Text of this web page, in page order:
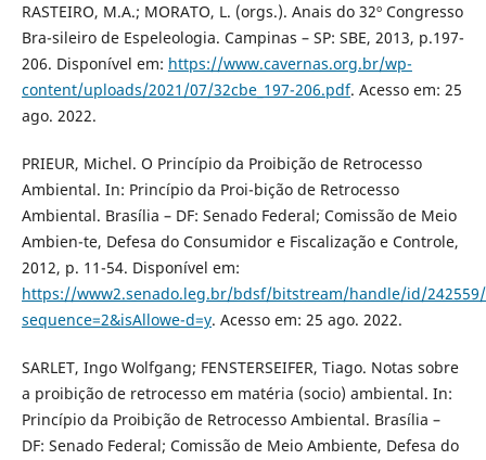
RASTEIRO, M.A.; MORATO, L. (orgs.). Anais do 32º Congresso
Bra-sileiro de Espeleologia. Campinas – SP: SBE, 2013, p.197-
206. Disponível em: https://www.cavernas.org.br/wp-
content/uploads/2021/07/32cbe_197-206.pdf. Acesso em: 25
ago. 2022.
PRIEUR, Michel. O Princípio da Proibição de Retrocesso
Ambiental. In: Princípio da Proi-bição de Retrocesso
Ambiental. Brasília – DF: Senado Federal; Comissão de Meio
Ambien-te, Defesa do Consumidor e Fiscalização e Controle,
2012, p. 11-54. Disponível em:
https://www2.senado.leg.br/bdsf/bitstream/handle/id/242559/
sequence=2&isAllowe-d=y. Acesso em: 25 ago. 2022.
SARLET, Ingo Wolfgang; FENSTERSEIFER, Tiago. Notas sobre
a proibição de retrocesso em matéria (socio) ambiental. In:
Princípio da Proibição de Retrocesso Ambiental. Brasília –
DF: Senado Federal; Comissão de Meio Ambiente, Defesa do